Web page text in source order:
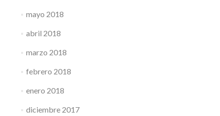
mayo 2018
abril 2018
marzo 2018
febrero 2018
enero 2018
diciembre 2017